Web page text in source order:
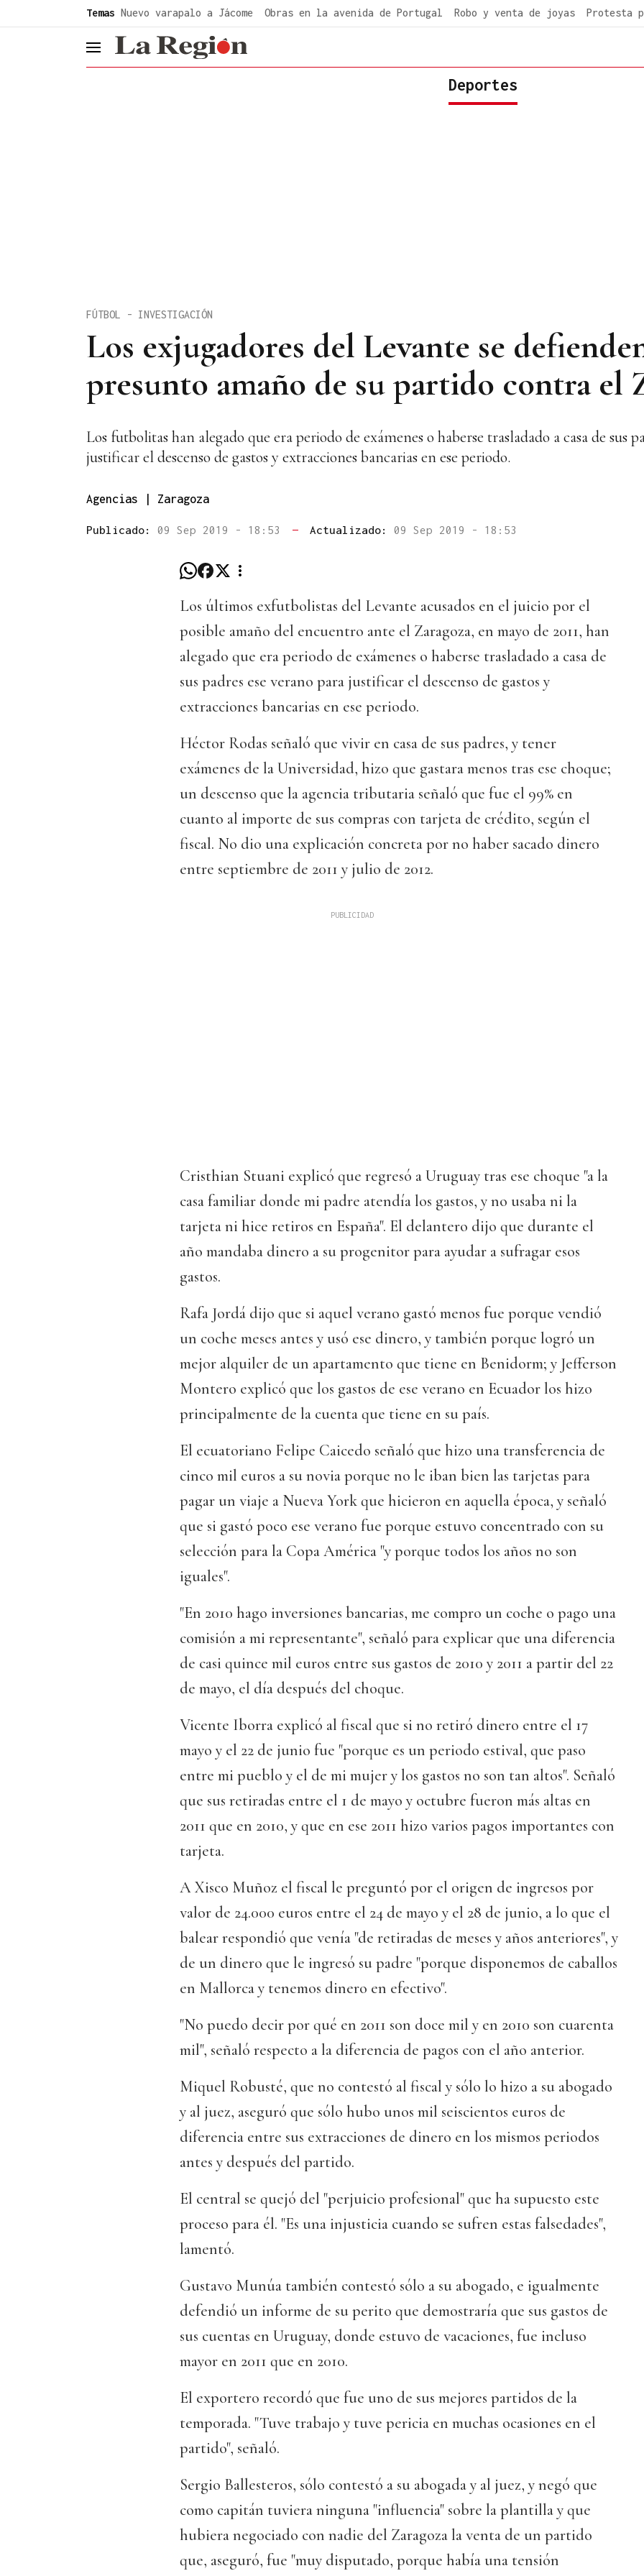
Temas Nuevo varapalo a Jácome Obras en la avenida de Portugal Robo y venta de joyas Protesta
header.menu.open
Deportes
Los exjugadores del Levante se
presunto amaño de su partido contra el
FÚTBOL - INVESTIGACIÓN
Los futbolitas han alegado que era periodo de exámenes o haberse trasladado a casa de sus
justificar el descenso de gastos y extracciones bancarias en ese periodo.
Agencias | Zaragoza
Publicado: 09 Sep 2019 - 18:53 — Actualizado: 09 Sep 2019 - 18:53
Los últimos exfutbolistas del Levante acusados en el juicio por el
posible amaño del encuentro ante el Zaragoza, en mayo de 2011, han
alegado que era periodo de exámenes o haberse trasladado a casa de
sus padres ese verano para justificar el descenso de gastos y
extracciones bancarias en ese periodo.
Héctor Rodas señaló que vivir en casa de sus padres, y tener
exámenes de la Universidad, hizo que gastara menos tras ese choque;
un descenso que la agencia tributaria señaló que fue el 99% en
cuanto al importe de sus compras con tarjeta de crédito, según el
fiscal. No dio una explicación concreta por no haber sacado dinero
entre septiembre de 2011 y julio de 2012.
Cristhian Stuani explicó que regresó a Uruguay tras ese choque "a la
casa familiar donde mi padre atendía los gastos, y no usaba ni la
tarjeta ni hice retiros en España". El delantero dijo que durante el
año mandaba dinero a su progenitor para ayudar a sufragar esos
gastos.
Rafa Jordá dijo que si aquel verano gastó menos fue porque vendió
un coche meses antes y usó ese dinero, y también porque logró un
mejor alquiler de un apartamento que tiene en Benidorm; y Jefferson
Montero explicó que los gastos de ese verano en Ecuador los hizo
principalmente de la cuenta que tiene en su país.
El ecuatoriano Felipe Caicedo señaló que hizo una transferencia de
cinco mil euros a su novia porque no le iban bien las tarjetas para
pagar un viaje a Nueva York que hicieron en aquella época, y señaló
que si gastó poco ese verano fue porque estuvo concentrado con su
selección para la Copa América "y porque todos los años no son
iguales".
"En 2010 hago inversiones bancarias, me compro un coche o pago una
comisión a mi representante", señaló para explicar que una diferencia
de casi quince mil euros entre sus gastos de 2010 y 2011 a partir del 22
de mayo, el día después del choque.
Vicente Iborra explicó al fiscal que si no retiró dinero entre el 17
mayo y el 22 de junio fue "porque es un periodo estival, que paso
entre mi pueblo y el de mi mujer y los gastos no son tan altos". Señaló
que sus retiradas entre el 1 de mayo y octubre fueron más altas en
2011 que en 2010, y que en ese 2011 hizo varios pagos importantes con
tarjeta.
A Xisco Muñoz el fiscal le preguntó por el origen de ingresos por
valor de 24.000 euros entre el 24 de mayo y el 28 de junio, a lo que el
balear respondió que venía "de retiradas de meses y años anteriores", y
de un dinero que le ingresó su padre "porque disponemos de caballos
en Mallorca y tenemos dinero en efectivo".
"No puedo decir por qué en 2011 son doce mil y en 2010 son cuarenta
mil", señaló respecto a la diferencia de pagos con el año anterior.
Miquel Robusté, que no contestó al fiscal y sólo lo hizo a su abogado
y al juez, aseguró que sólo hubo unos mil seiscientos euros de
diferencia entre sus extracciones de dinero en los mismos periodos
antes y después del partido.
El central se quejó del "perjuicio profesional" que ha supuesto este
proceso para él. "Es una injusticia cuando se sufren estas falsedades",
lamentó.
Gustavo Munúa también contestó sólo a su abogado, e igualmente
defendió un informe de su perito que demostraría que sus gastos de
sus cuentas en Uruguay, donde estuvo de vacaciones, fue incluso
mayor en 2011 que en 2010.
El exportero recordó que fue uno de sus mejores partidos de la
temporada. "Tuve trabajo y tuve pericia en muchas ocasiones en el
partido", señaló.
Sergio Ballesteros, sólo contestó a su abogada y al juez, y negó que
como capitán tuviera ninguna "influencia" sobre la plantilla y que
hubiera negociado con nadie del Zaragoza la venta de un partido
que, aseguró, fue "muy disputado, porque había una tensión